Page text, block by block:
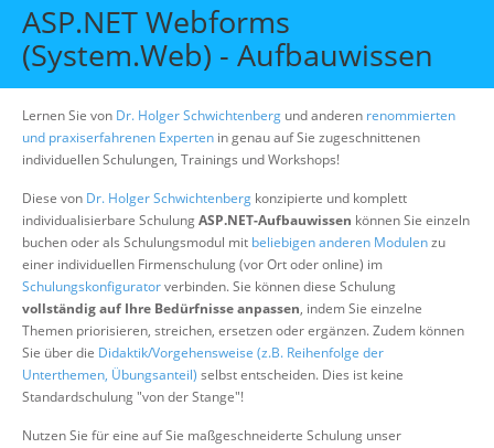
Beratung
Individuelle Schulungen
Offene Seminare
Wissen
Suche
ASP.NET Webforms
(System.Web) - Aufbauwissen
Lernen Sie von Dr. Holger Schwichtenberg und anderen renommierten
und praxiserfahrenen Experten in genau auf Sie zugeschnittenen
individuellen Schulungen, Trainings und Workshops!
Diese von Dr. Holger Schwichtenberg konzipierte und komplett
individualisierbare SchulungASP.NET-Aufbauwissen können Sie einzeln
buchen oder als Schulungsmodul mit beliebigen anderen Modulenzu
einer individuellen Firmenschulung (vor Ort oder online) im
Schulungskonfiguratorverbinden. Sie können diese Schulung
vollständig auf Ihre Bedürfnisse anpassen, indem Sie einzelne
Themen priorisieren, streichen, ersetzen oder ergänzen. Zudem können
Sie über die Didaktik/Vorgehensweise (z.B. Reihenfolge der
Unterthemen, Übungsanteil) selbst entscheiden. Dies ist keine
Standardschulung "von der Stange"!
Nutzen Sie für eine auf Sie maßgeschneiderte Schulung unser